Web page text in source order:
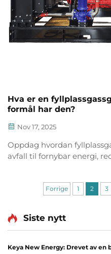
Hva er en
formål har den?
Nov 17, 2025
Oppdag hvordan
avfall til fornybar energi,
Forrige 1 2 3
Siste nytt
Keya New Energy: Drevet av